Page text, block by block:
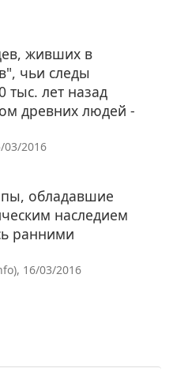
живших в
чьи следы
тыс. лет назад
древних людей -
03/2016
обладавшие
наследием
ранними
16/03/2016